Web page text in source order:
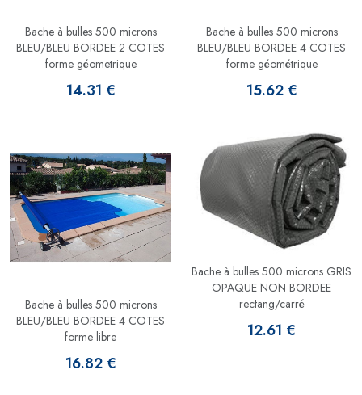
Bache à bulles 500 microns
BLEU/BLEU BORDEE 2 COTES
forme géometrique
14.31 €
Bache à bulles 500 microns
BLEU/BLEU BORDEE 4 COTES
forme géométrique
15.62 €
Bache à bulles 500 microns
BLEU/BLEU BORDEE 4 COTES
forme libre
16.82 €
Bache à bulles 500 microns GRIS
OPAQUE NON BORDEE
rectang/carré
12.61 €